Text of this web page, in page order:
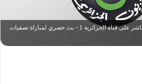
شاهد الآن تونس ضد مالي مباشر على قناة الجزائرية 1 – بث حصري لمباراة تصفيات